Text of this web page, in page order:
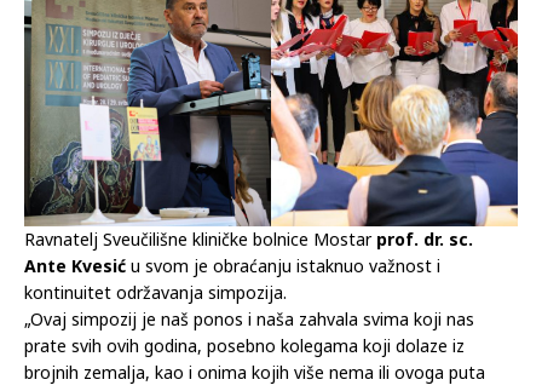
Ravnatelj Sveučilišne kliničke bolnice Mostar prof. dr. sc.
Ante Kvesić u svom je obraćanju istaknuo važnost i
kontinuitet održavanja simpozija.
„Ovaj simpozij je naš ponos i naša zahvala svima koji nas
prate svih ovih godina, posebno kolegama koji dolaze iz
brojnih zemalja, kao i onima kojih više nema ili ovoga puta